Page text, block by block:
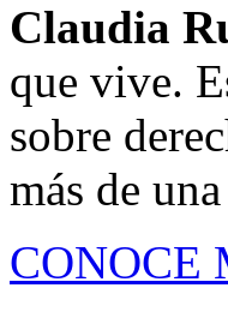
Claudia
que vive.
sobre
más de
CONOCE